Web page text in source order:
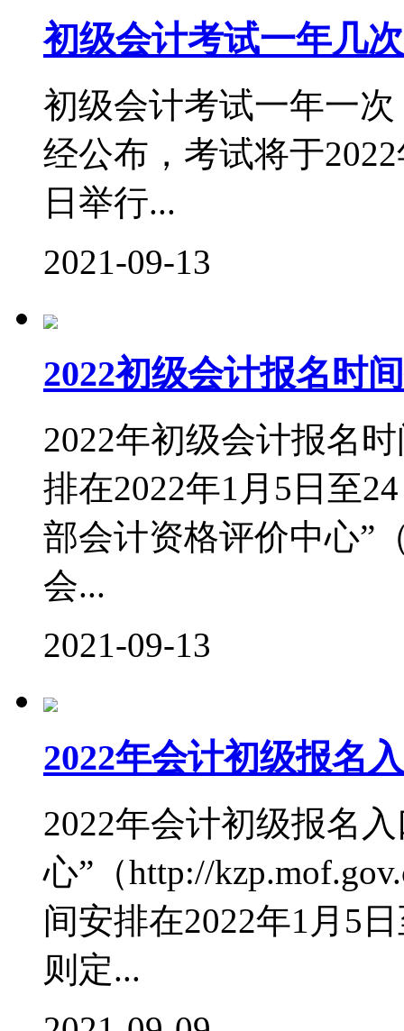
初级会计考试一年几
初级会计考试一年一
经公布，考试将于
日举行...
2021-09-13
2022初级会计报名时
2022年初级会计报名
排在2022年1月5日至
部会计资格评价中心”
会...
2021-09-13
2022年会计初级报名
2022年会计初级报名
心”（http://
间安排在2022年1月5
则定...